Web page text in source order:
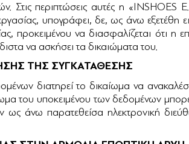
Στις περιπτώσεις αυτές η «INSHOES
υπογράφει, δε, ως άνω εξετέθη
προκειμένου να διασφαλίζεται ότι
να ασκήσει τα δικαιώματα του.
ΤΗΣ ΣΥΓΚΑΤΑΘΕΣΗΣ
διατηρεί το δικαίωμα να
του υποκειμένου των δεδομένων
ως άνω παρατεθείσα ηλεκτρονική